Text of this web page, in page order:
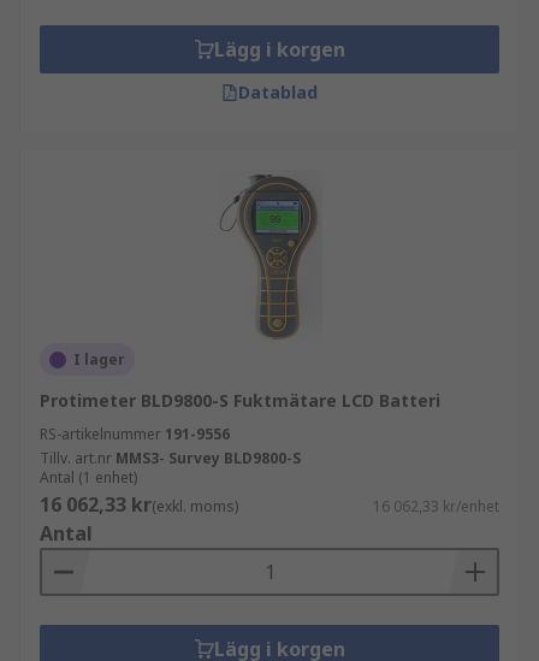
Lägg i korgen
Datablad
I lager
Protimeter BLD9800-S Fuktmätare LCD Batteri
RS-artikelnummer 191-9556
Tillv. art.nr MMS3- Survey BLD9800-S
Antal (1 enhet)
16 062,33 kr(exkl. moms) 16 062,33 kr/enhet
Antal
Lägg i korgen